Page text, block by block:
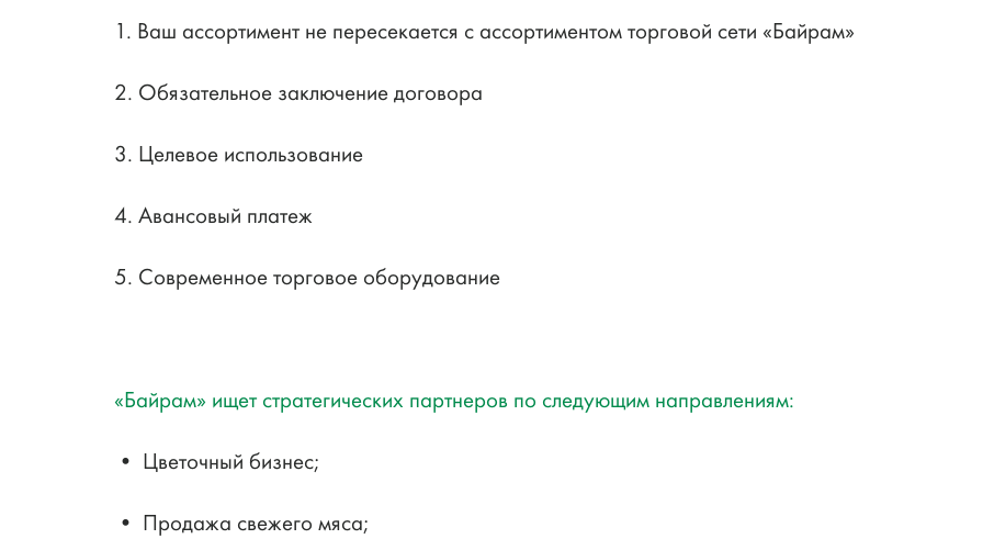
1. Ваш ассортимент не пересекается с ассортиментом торговой сети «Байрам»
2. Обязательное заключение договора
3. Целевое использование
4. Авансовый платеж
5. Современное торговое оборудование
«Байрам» ищет стратегических партнеров по следующим направлениям:
• Цветочный бизнес;
• Продажа свежего мяса;